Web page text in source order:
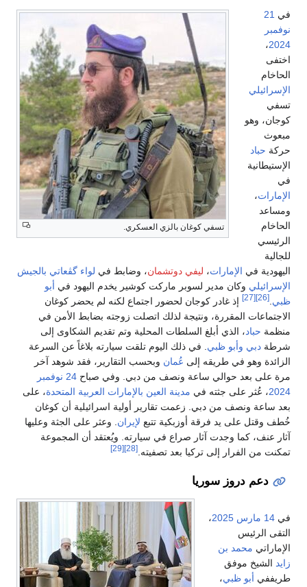
تسفي كوغان بالزي العسكري.
في 21
نوفمبر
2024،
اختفى
الحاخام
الإسرائيلي
تسفي
كوجان، وهو
مبعوث
حركة حباد
الإستيطانية
في
الإمارات،
ومساعد
الحاخام
الرئيسي
للجالية
اليهودية في الإمارات، ليفي دوتشمان، وضابط في لواء گڤعاتي بالجيش
الإسرائيلي وكان مدير لسوبر ماركت كوشير يخدم اليهود في أبو
ظبي [26]
[27]
إذ غادر كوجان لحضور اجتماع لكنه لم يحضر كوغان
الاجتماعات المقررة، ونتيجة لذلك اتصلت زوجته بضابط الأمن في
منظمة حباد، الذي أبلغ السلطات المحلية وتم تقديم الشكاوى إلى
شرطة دبي وأبو ظبي . في ذلك اليوم تلقت سيارته بلاغاً عن السرعة
الزائدة وهو في طريقه إلى عُمان وبحسب التقارير، فقد شوهد آخر
مرة على بعد حوالي ساعة ونصف من دبي. وفي صباح 24 نوفمبر
2024، عُثر على جثته في مدينة العين بالإمارات العربية المتحدة، على
بعد ساعة ونصف من دبي. زعمت تقارير أولية اسرائيلية أن كوغان
خُطف وقتل على يد فرقة أوزبكية تتبع لإيران . وعثر على الجثة وعليها
آثار عنف، كما وجدت آثار صراع في سيارته. ويُعتقد أن المجموعة
تمكنت من الفرار إلى تركيا بعد تصفيته. [28]
[29]
دعم دروز سوريا
في 14 مارس 2025،
التقى الرئيس
الإماراتي محمد بن
زايد الشيخ موفق
طريففي أبو ظبي،